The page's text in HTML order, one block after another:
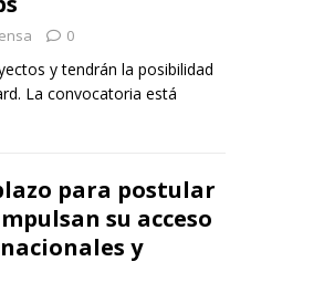
0
y tendrán la posibilidad
La convocatoria está
para postular
su acceso
y